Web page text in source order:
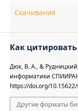
Скачивания
Как цитировать
Дюк, В. А., &
информатики
https://doi.org/
Другие форматы